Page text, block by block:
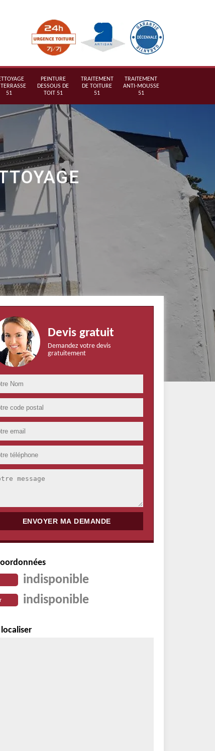
TERRASSE
51
PEINTURE
DESSOUS DE
TOIT 51
TRAITEMENT
DE TOITURE
51
TRAITEMENT
ANTI-MOUSSE
51
Devis gratuit
Demandez votre devis
gratuitement
indisponible
indisponible